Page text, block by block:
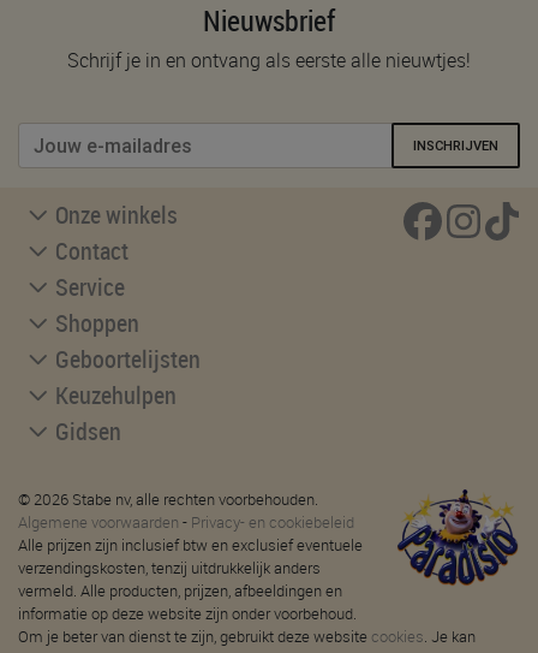
Nieuwsbrief
Schrijf je in en ontvang als eerste alle nieuwtjes!
INSCHRIJVEN
Onze winkels
Contact
Service
Shoppen
Geboortelijsten
Keuzehulpen
Gidsen
© 2026 Stabe nv, alle rechten voorbehouden.
Algemene voorwaarden - Privacy- en cookiebeleid
Alle prijzen zijn inclusief btw en exclusief eventuele
verzendingskosten, tenzij uitdrukkelijk anders
vermeld. Alle producten, prijzen, afbeeldingen en
informatie op deze website zijn onder voorbehoud.
Om je beter van dienst te zijn, gebruikt deze website cookies. Je kan